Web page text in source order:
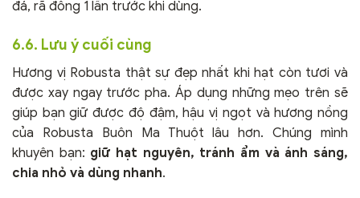
đá, rã đông 1 lần trước khi dùng.
6.6. Lưu ý cuối cùng
Hương vị Robusta thật sự đẹp nhất khi hạt còn tươi và
được xay ngay trước pha. Áp dụng những mẹo trên sẽ
giúp bạn giữ được độ đậm, hậu vị ngọt và hương nồng
của Robusta Buôn Ma Thuột lâu hơn. Chúng mình
khuyên bạn: giữ hạt nguyên, tránh ẩm và ánh sáng,
chia nhỏ và dùng nhanh.